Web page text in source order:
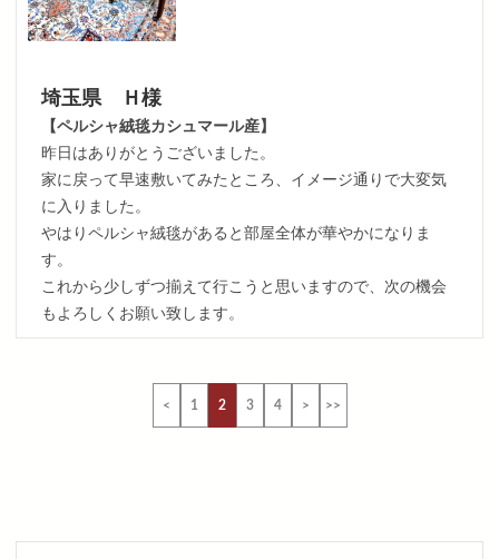
埼玉県 Ｈ様
【ペルシャ絨毯カシュマール産】
昨日はありがとうございました。
家に戻って早速敷いてみたところ、イメージ通りで大変気
に入りました。
やはりペルシャ絨毯があると部屋全体が華やかになりま
す。
これから少しずつ揃えて行こうと思いますので、次の機会
もよろしくお願い致します。
< 1 2 3 4 > >>